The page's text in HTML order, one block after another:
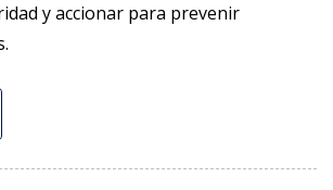
y accionar para prevenir